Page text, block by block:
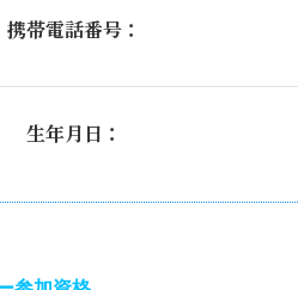
携帯電話番号：
生年月日：